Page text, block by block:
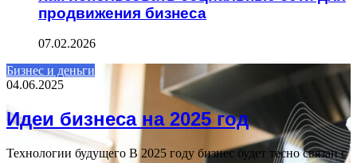
продвижения бизнеса
07.02.2026
Бизнес и деньги
04.06.2025
Идеи бизнеса на 2025 год
Технологии будущего В 2025 году бизнес будет тесно связан с